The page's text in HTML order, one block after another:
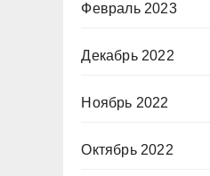
Февраль 2023
Декабрь 2022
Ноябрь 2022
Октябрь 2022